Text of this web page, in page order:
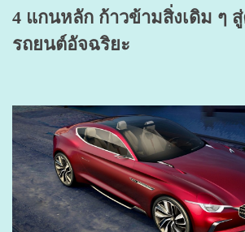
4 แกนหลัก ก้าวข้ามสิ่งเดิม ๆ
รถยนต์อัจฉริยะ